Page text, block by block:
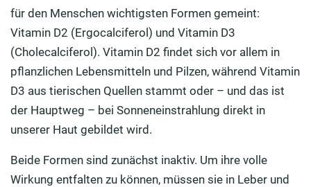
für den Menschen wichtigsten Formen gemeint:
Vitamin D2 (Ergocalciferol) und Vitamin D3
(Cholecalciferol). Vitamin D2 findet sich vor allem in
pflanzlichen Lebensmitteln und Pilzen, während Vitamin
D3 aus tierischen Quellen stammt oder – und das ist
der Hauptweg – bei Sonneneinstrahlung direkt in
unserer Haut gebildet wird.
Beide Formen sind zunächst inaktiv. Um ihre volle
Wirkung entfalten zu können, müssen sie in Leber und